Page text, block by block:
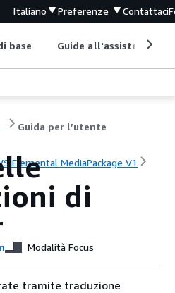
Italiano Preferenze Contattaci
base Guide all'assistenza
Guida per l’utente
Elemental MediaPackage V1
di
Modalità Focus
tramite traduzione